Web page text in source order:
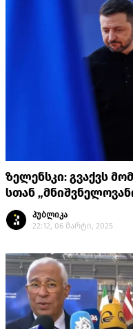
ზელენსკი: გვაქვს
სთან
პუბლიკა
22:12, 06 მარტი, 2025